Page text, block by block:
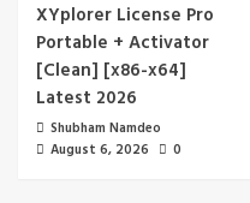
XYplorer License Pro
Portable + Activator
[Clean] [x86-x64]
Latest 2026
Shubham Namdeo
August 6, 2026
0